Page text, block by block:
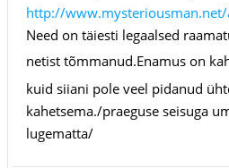
http://
Need on täiesti legaalsed
netist tõmmanud.Enamus on
kuid siiani pole veel pidanud
kahetsema./praeguse seisuga
lugematta/